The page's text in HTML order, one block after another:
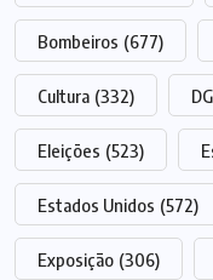
Bombeiros (677)
Cultura (332)
Eleições (523)
Estados Unidos (572)
Exposição (306)